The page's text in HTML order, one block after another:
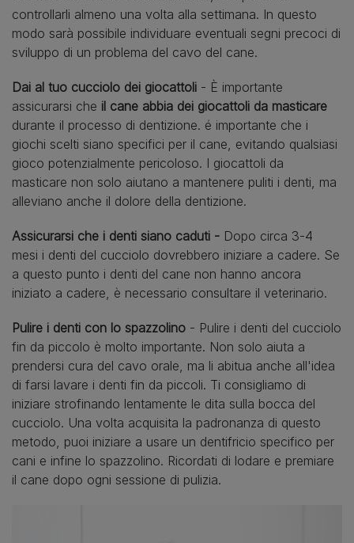
controllarli almeno una volta alla settimana. In questo
modo sarà possibile individuare eventuali segni precoci di
sviluppo di un problema del cavo del cane.
Dai al tuo cucciolo dei giocattoli - È importante
assicurarsi che il cane abbia dei giocattoli da masticare
durante il processo di dentizione. é importante che i
giochi scelti siano specifici per il cane, evitando qualsiasi
gioco potenzialmente pericoloso. I giocattoli da
masticare non solo aiutano a mantenere puliti i denti, ma
alleviano anche il dolore della dentizione.
Assicurarsi che i denti siano caduti - Dopo circa 3-4
mesi i denti del cucciolo dovrebbero iniziare a cadere. Se
a questo punto i denti del cane non hanno ancora
iniziato a cadere, è necessario consultare il veterinario.
Pulire i denti con lo spazzolino - Pulire i denti del cucciolo
fin da piccolo è molto importante. Non solo aiuta a
prendersi cura del cavo orale, ma li abitua anche all'idea
di farsi lavare i denti fin da piccoli. Ti consigliamo di
iniziare strofinando lentamente le dita sulla bocca del
cucciolo. Una volta acquisita la padronanza di questo
metodo, puoi iniziare a usare un dentifricio specifico per
cani e infine lo spazzolino. Ricordati di lodare e premiare
il cane dopo ogni sessione di pulizia.